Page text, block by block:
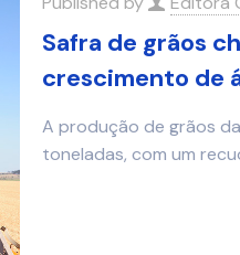
Safra de grãos
crescimento de
A produção de grãos
toneladas, com um